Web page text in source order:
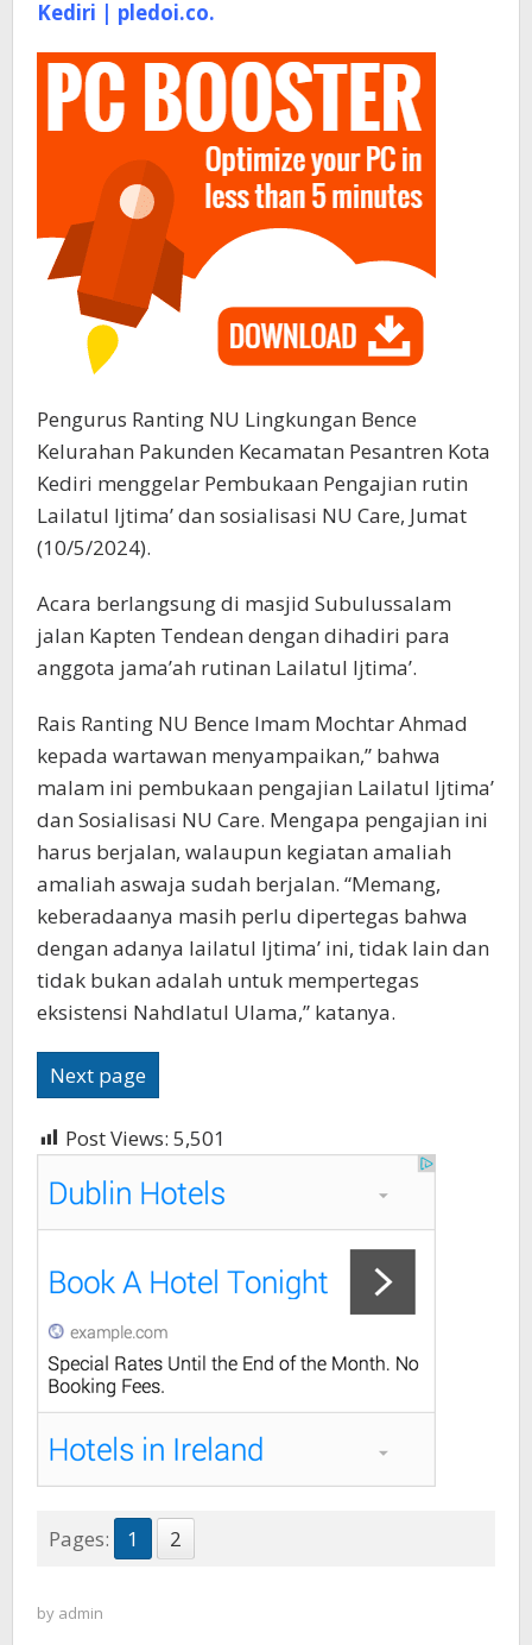
Kediri | pledoi.co.
Pengurus Ranting NU Lingkungan Bence
Kelurahan Pakunden Kecamatan Pesantren Kota
Kediri menggelar Pembukaan Pengajian rutin
Lailatul Ijtima’ dan sosialisasi NU Care, Jumat
(10/5/2024).
Acara berlangsung di masjid Subulussalam
jalan Kapten Tendean dengan dihadiri para
anggota jama’ah rutinan Lailatul Ijtima’.
Rais Ranting NU Bence Imam Mochtar Ahmad
kepada wartawan menyampaikan,” bahwa
malam ini pembukaan pengajian Lailatul Ijtima’
dan Sosialisasi NU Care. Mengapa pengajian ini
harus berjalan, walaupun kegiatan amaliah
amaliah aswaja sudah berjalan. “Memang,
keberadaanya masih perlu dipertegas bahwa
dengan adanya lailatul Ijtima’ ini, tidak lain dan
tidak bukan adalah untuk mempertegas
eksistensi Nahdlatul Ulama,” katanya.
Next page
Post Views: 5,501
Pages: 1 2
by admin